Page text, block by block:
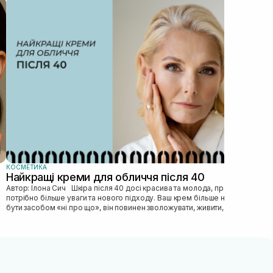
КОСМЕТИКА
Найкращі креми для обличчя після 40
Автор: Ілона Сич Шкіра після 40 досі красива та молода, просто їй
потрібно більше уваги та нового підходу. Ваш крем більше не може
бути засобом «ні про що», він повинен зволожувати, живити, покр...